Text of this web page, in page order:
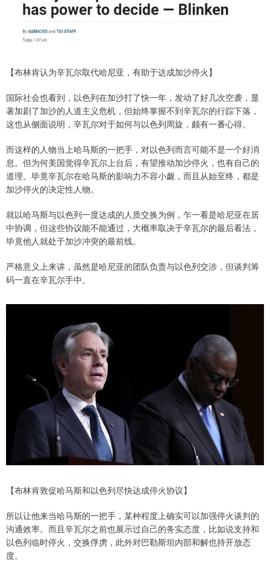
【布林肯认为辛瓦尔取代哈尼亚，有助于达成加沙停火】
国际社会也看到，以色列在加沙打了快一年，发动了好几次空袭，显
著加剧了加沙的人道主义危机，但始终掌握不到辛瓦尔的行踪下落，
这也从侧面说明，辛瓦尔对于如何与以色列周旋，颇有一番心得。
而这样的人物当上哈马斯的一把手，对以色列而言可能不是一个好消
息。但为何美国觉得辛瓦尔上台后，有望推动加沙停火，也有自己的
道理。毕竟辛瓦尔在哈马斯的影响力不容小觑，而且从始至终，都是
加沙停火的决定性人物。
就以哈马斯与以色列一度达成的人质交换为例，乍一看是哈尼亚在居
中协调，但这些协议能不能通过，大概率取决于辛瓦尔的最后看法，
毕竟他人就处于加沙冲突的最前线。
严格意义上来讲，虽然是哈尼亚的团队负责与以色列交涉，但谈判筹
码一直在辛瓦尔手中。
【布林肯敦促哈马斯和以色列尽快达成停火协议】
所以让他来当哈马斯的一把手，某种程度上确实可以加强停火谈判的
沟通效率。而且辛瓦尔之前也展示过自己的务实态度，比如说支持和
以色列临时停火，交换俘虏，此外对巴勒斯坦内部和解也持开放态
度。